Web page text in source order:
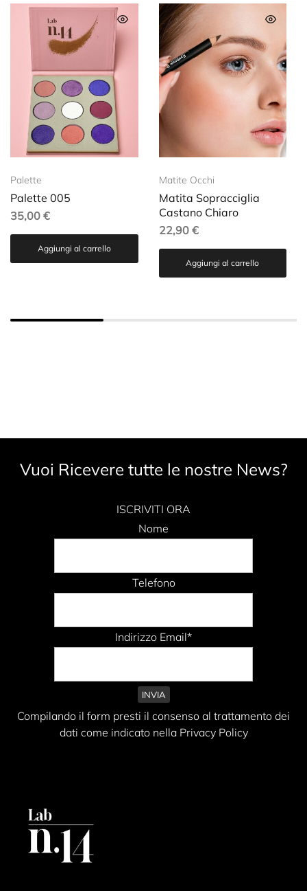
Palette
Palette 005
35,00 €
Aggiungi al carrello
Matite Occhi
Matita Sopracciglia
Castano Chiaro
22,90 €
Aggiungi al carrello
Vuoi Ricevere tutte le nostre News?
ISCRIVITI ORA
Nome
Telefono
Indirizzo Email*
Compilando il form presti il consenso al trattamento dei
dati come indicato nella Privacy Policy